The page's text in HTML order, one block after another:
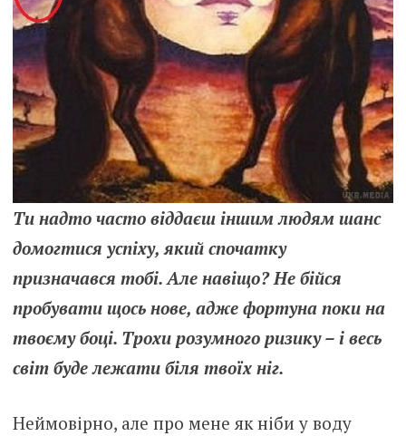
Ти надто часто віддаєш іншим людям шанс
домогтися успіху, який спочатку
призначався тобі. Але навіщо? Не бійся
пробувати щось нове, адже фортуна поки на
твоєму боці. Трохи розумного ризику – і весь
світ буде лежати біля твоїх ніг.
Неймовірно, але про мене як ніби у воду